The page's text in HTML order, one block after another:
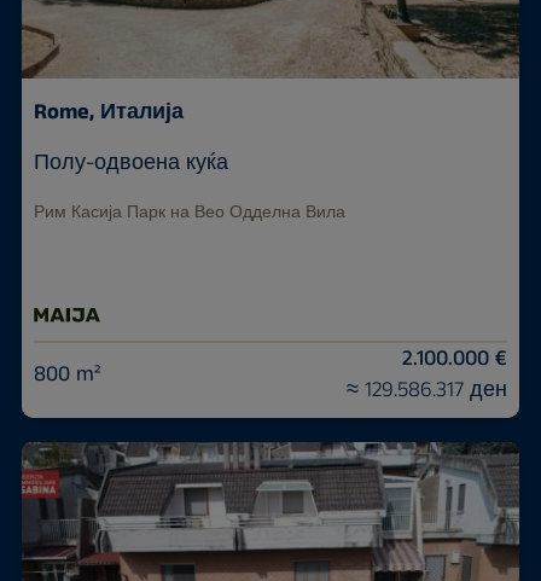
Rome, Италија
Полу-одвоена куќа
Рим Касија Парк на Вео Одделна Вила
800 m²
2.100.000 €
≈ 129.586.317 ден